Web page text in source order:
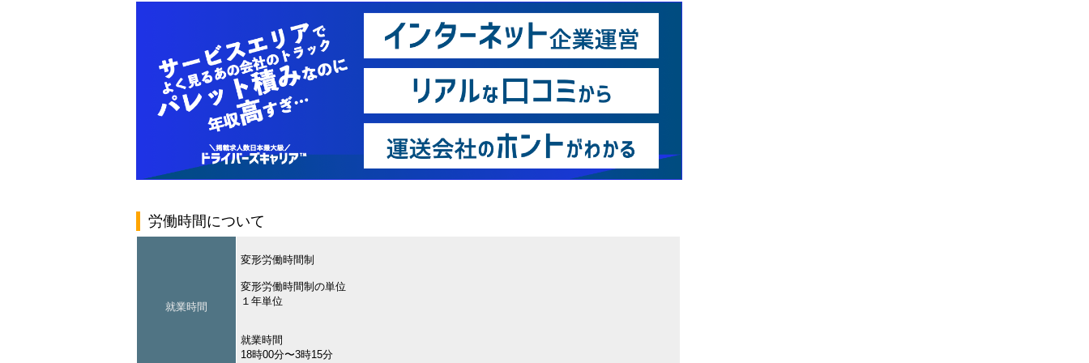
労働時間について
就業時間
変形労働時間制
変形労働時間制の単位
１年単位
就業時間
18時00分〜3時15分